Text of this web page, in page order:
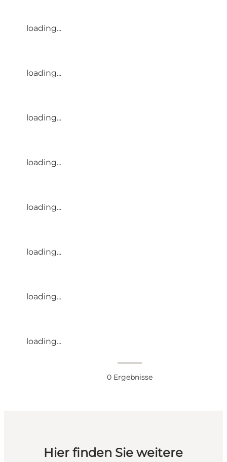
loading...
loading...
loading...
loading...
loading...
loading...
loading...
loading...
0 Ergebnisse
Hier finden Sie weitere